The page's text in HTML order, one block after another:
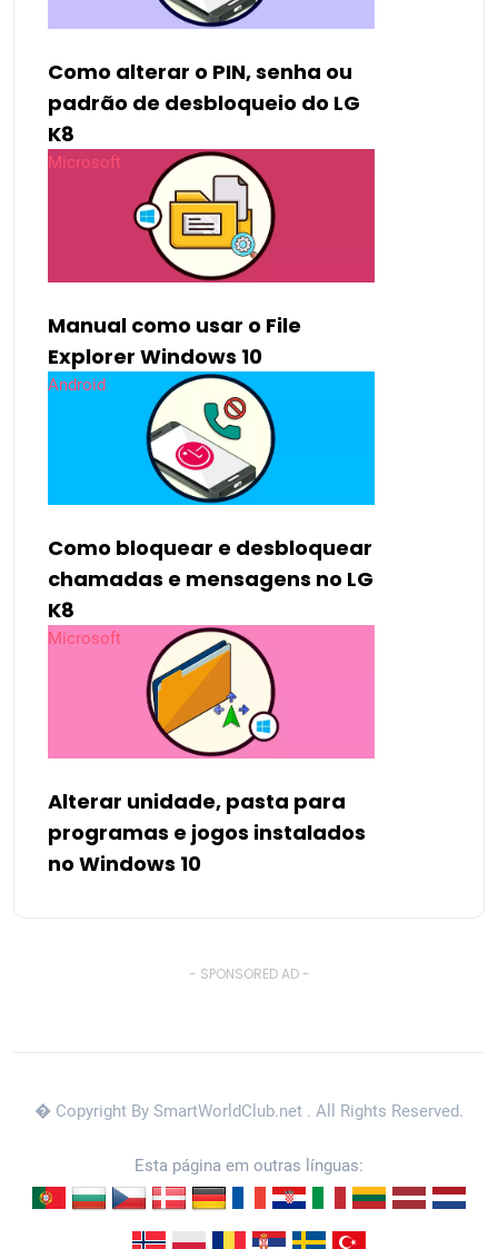
Como alterar o PIN, senha ou
padrão de desbloqueio do LG
K8
Microsoft
Manual como usar o File
Explorer Windows 10
Android
Como bloquear e desbloquear
chamadas e mensagens no LG
K8
Microsoft
Alterar unidade, pasta para
programas e jogos instalados
no Windows 10
- SPONSORED AD -
� Copyright By SmartWorldClub.net . All Rights Reserved.
Esta página em outras línguas: